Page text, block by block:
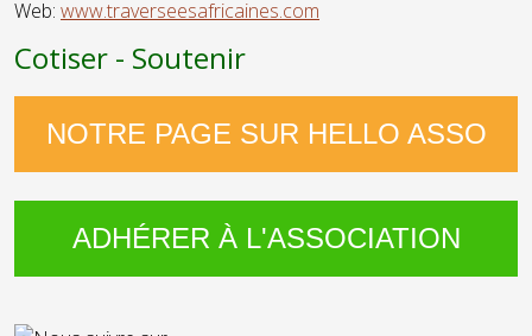
Web: www.traverseesafricaines.com
Cotiser - Soutenir
NOTRE PAGE SUR HELLO ASSO
ADHÉRER À L'ASSOCIATION